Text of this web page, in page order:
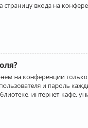
страницу входа на
на конференции
и пароль
интернет-кафе,